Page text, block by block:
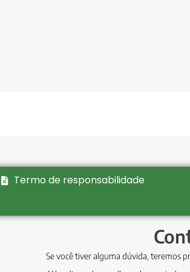
Termo de responsabilidade
Se você tiver alguma dúvida, teremos